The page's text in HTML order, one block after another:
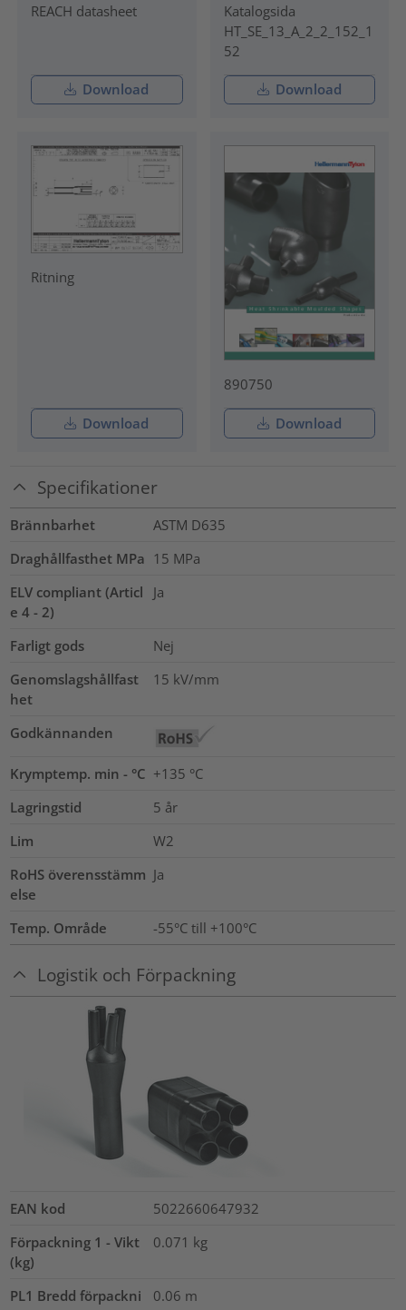
REACH datasheet
Download
Katalogsida
HT_SE_13_A_2_2_152_1
52
Download
Ritning
Download
890750
Download
Specifikationer
Brännbarhet
ASTM D635
Draghållfasthet MPa 15 MPa
ELV compliant (Articl
e 4 - 2)
Ja
Farligt gods
Nej
Genomslagshållfast
het
15 kV/mm
Godkännanden
Krymptemp. min - °C +135 °C
Lagringstid
5 år
Lim
W2
RoHS överensstämm
else
Ja
Temp. Område -55°C till +100°C
Logistik och Förpackning
EAN kod
5022660647932
Förpackning 1 - Vikt
(kg)
0.071 kg
PL1 Bredd förpackni
0.06 m